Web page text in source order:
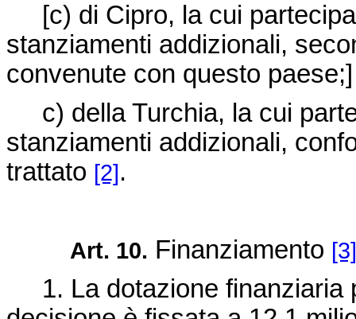
[c) di Cipro, la cui
stanziamenti addizionali,
convenute con questo
c) della Turchia, la cui
stanziamenti addizionali,
trattato [2].
Art. 10. Finanziamento [3]
1. La dotazione finanziaria